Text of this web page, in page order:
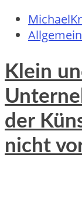
Allgemein
Klein
der
nicht